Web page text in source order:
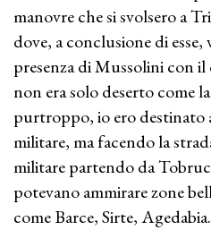
manovre che si svolsero a
dove, a conclusione di
presenza di Mussolini con
non era solo deserto come
purtroppo, io ero destinato
militare, ma facendo la
militare partendo da
potevano ammirare zone
come Barce, Sirte, Agedabia.